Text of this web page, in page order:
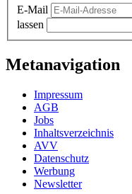
E-Mail
lassen
Metanavigation
Impressum
AGB
Jobs
Inhaltsverzeichnis
AVV
Datenschutz
Werbung
Newsletter